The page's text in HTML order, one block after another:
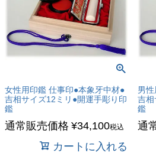
女性用印鑑 仕事印●本象牙中材●
吉相サイズ12ミリ●開運手彫り印
鑑
通常販売価格 ¥34,100税込
カートに入れる
男
吉相
鑑
通